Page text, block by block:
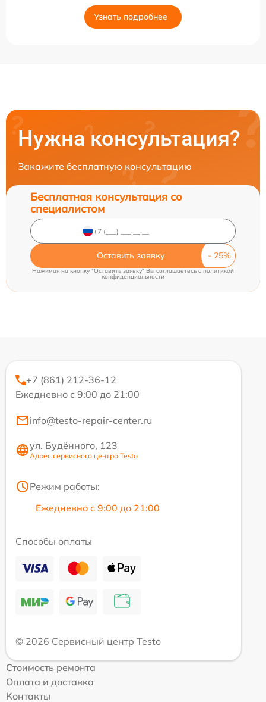
Узнать подробнее
Нужна консультация?
Закажите бесплатную консультацию
Бесплатная консультация со
специалистом
Оставить заявку
Нажимая на кнопку "Оставить заявку" Вы соглашаетесь cполитикой
конфиденциальности
+7 (861) 212-36-12
Ежедневно с 9:00 до 21:00
info@testo-repair-center.ru
ул. Будённого, 123
Адрес сервисного центра Testo
Режим работы:
Ежедневно с 9:00 до 21:00
Способы оплаты
© 2026 Сервисный центр Testo
Стоимость ремонта
Оплата и доставка
Контакты